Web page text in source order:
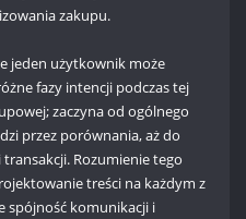
zakupu.
jeden użytkownik może
fazy intencji podczas tej
zaczyna od ogólnego
przez porównania, aż do
Rozumienie tego
treści na każdym z
spójność komunikacji i